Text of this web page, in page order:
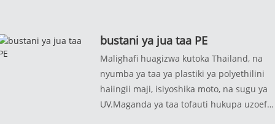
bustani ya jua taa PE
Malighafi huagizwa kutoka Thailand, na
nyumba ya taa ya plastiki ya polyethilini
haiingii maji, isiyoshika moto, na sugu ya
UV.Maganda ya taa tofauti hukupa uzoefu